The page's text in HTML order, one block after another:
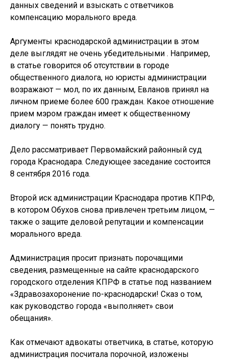
данных сведений и взыскать с ответчиков
компенсацию морального вреда.
Аргументы краснодарской администрации в этом
деле выглядят не очень убедительными . Например,
в статье говорится об отсутствии в городе
общественного диалога, но юристы администрации
возражают — мол, по их данным, Евланов принял на
личном приеме более 600 граждан. Какое отношение
прием мэром граждан имеет к общественному
диалогу — понять трудно.
Дело рассматривает Первомайский районный суд
города Краснодара. Следующее заседание состоится
8 сентября 2016 года.
Второй иск администрации Краснодара против КПРФ,
в котором Обухов снова привлечен третьим лицом, —
также о защите деловой репутации и компенсации
морального вреда.
Администрация просит признать порочащими
сведения, размещенные на сайте краснодарского
городского отделения КПРФ в статье под названием
«Здравозахоронение по-краснодарски! Сказ о том,
как руководство города «выполняет» свои
обещания».
Как отмечают адвокаты ответчика, в статье, которую
администрация посчитала порочной, изложены